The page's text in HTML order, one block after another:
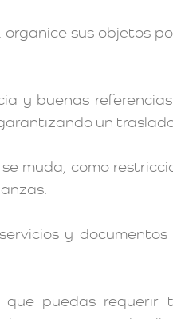
sus objetos
y buenas
un
muda, como
y
puedas requerir